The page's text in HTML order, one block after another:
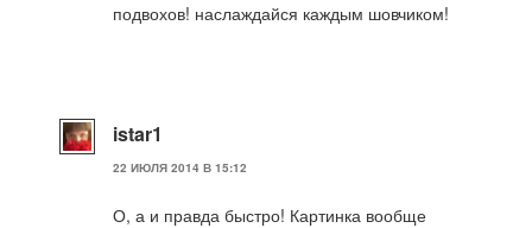
подвохов! наслаждайся каждым шовчиком!
istar1
22 ИЮЛЯ 2014 В 15:12
О, а и правда быстро! Картинка вообще